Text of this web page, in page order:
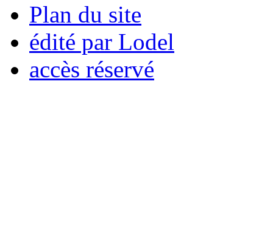
Plan du site
édité par Lodel
accès réservé